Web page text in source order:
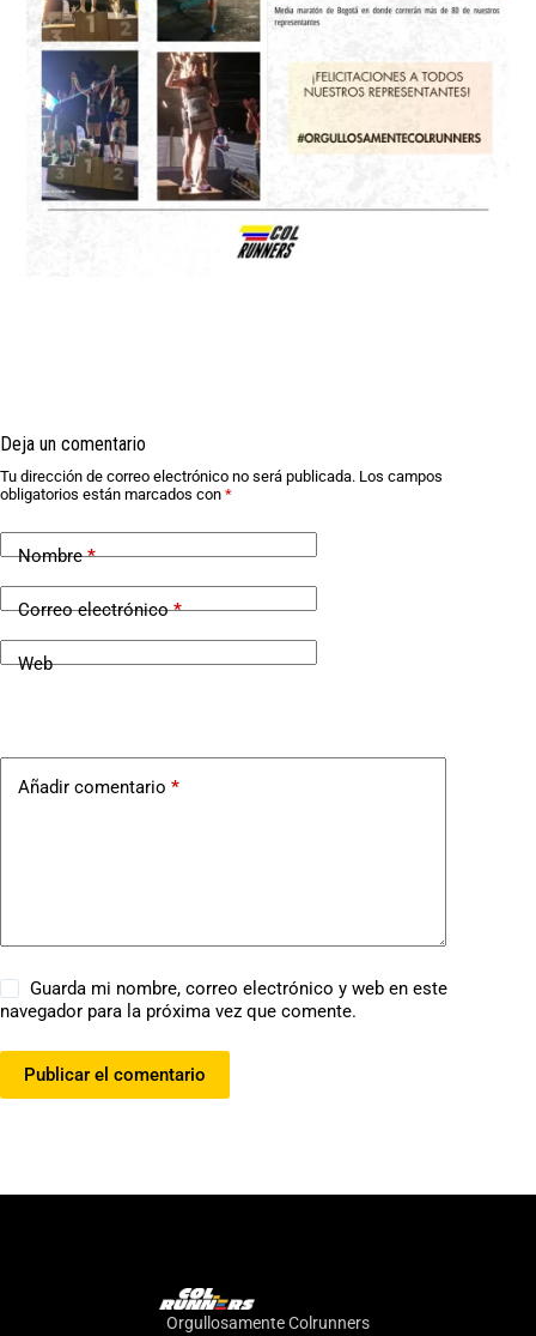
Deja un comentario
Tu dirección de correo electrónico no será publicada. Los campos
obligatorios están marcados con *
Nombre*
Correo electrónico*
Web
Añadir comentario *
Guarda mi nombre, correo electrónico y web en este
navegador para la próxima vez que comente.
Publicar el comentario
Orgullosamente Colrunners